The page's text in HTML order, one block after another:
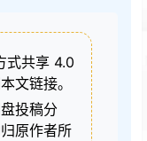
式共享 4.0
文链接。
投稿分
原作者所